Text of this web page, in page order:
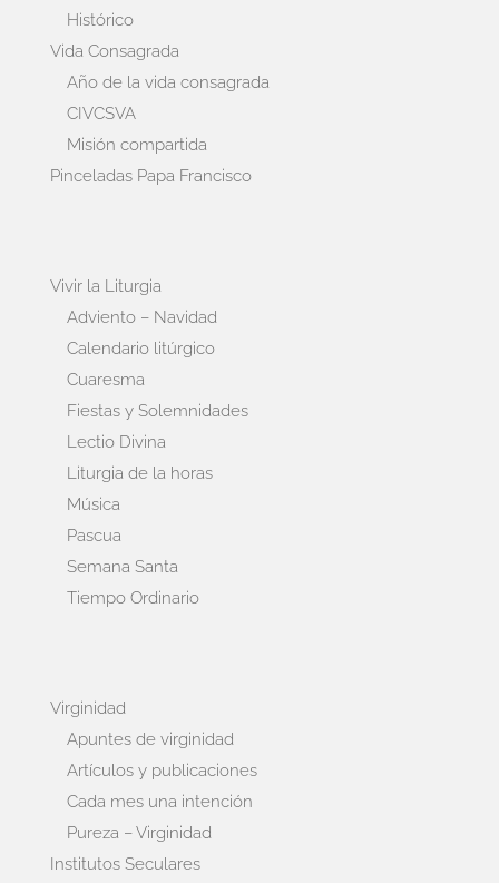
Histórico
Vida Consagrada
Año de la vida consagrada
CIVCSVA
Misión compartida
Pinceladas Papa Francisco
Vivir la Liturgia
Adviento – Navidad
Calendario litúrgico
Cuaresma
Fiestas y Solemnidades
Lectio Divina
Liturgia de la horas
Música
Pascua
Semana Santa
Tiempo Ordinario
Virginidad
Apuntes de virginidad
Artículos y publicaciones
Cada mes una intención
Pureza – Virginidad
Institutos Seculares